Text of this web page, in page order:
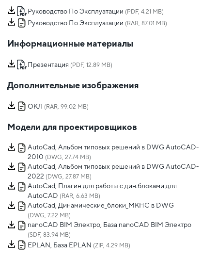
Руководство По Эксплуатации (PDF, 4.21 MB)
Руководство По Эксплуатации (RAR, 87.01 MB)
Информационные материалы
Презентация (PDF, 12.89 MB)
Дополнительные изображения
ОКЛ (RAR, 99.02 MB)
Модели для проектировщиков
AutoCad, Альбом типовых решений в DWG AutoCAD-
2010 (DWG, 27.74 MB)
AutoCad, Альбом типовых решений в DWG AutoCAD-
2022 (DWG, 27.87 MB)
AutoCad, Плагин для работы с дин.блоками для
AutoCAD (RAR, 6.63 MB)
AutoCad, Динамические_блоки_МКНС в DWG
(DWG, 7.22 MB)
nanoCAD BIM Электро, База nanoCAD BIM Электро
(SDF, 83.94 MB)
EPLAN, База EPLAN (ZIP, 4.29 MB)